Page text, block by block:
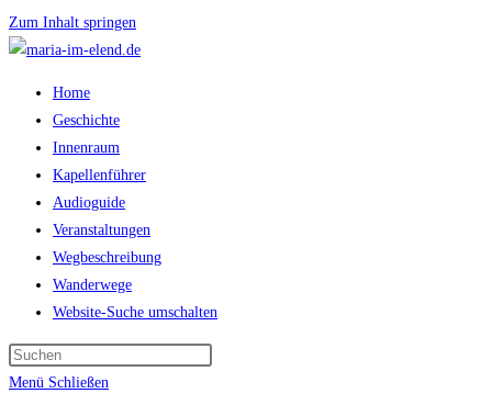
Zum Inhalt springen
Home
Geschichte
Innenraum
Kapellenführer
Audioguide
Veranstaltungen
Wegbeschreibung
Wanderwege
Website-Suche umschalten
Menü Schließen